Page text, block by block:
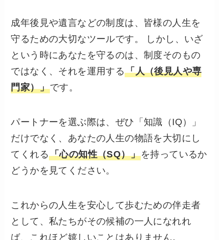
成年後見や遺言などの制度は、皆様の人生を
守るための大切なツールです。 しかし、いざ
という時にあなたを守るのは、制度そのもの
ではなく、それを運用する「人（後見人や専
門家）」です。
パートナーを選ぶ際は、ぜひ「知識（IQ）」
だけでなく、あなたの人生の物語を大切にし
てくれる「心の知性（SQ）」を持っているか
どうかを見てください。
これからの人生を安心して歩むための伴走者
として、私たちがその候補の一人になれれ
ば、これほど嬉しいことはありません。